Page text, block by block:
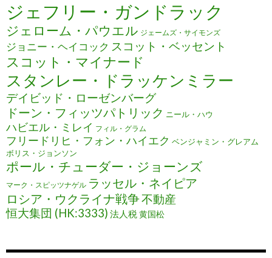
ジェフリー・ガンドラック
ジェローム・パウエル ジェームズ・サイモンズ
ジョニー・ヘイコック スコット・ベッセント
スコット・マイナード
スタンレー・ドラッケンミラー
デイビッド・ローゼンバーグ
ドーン・フィッツパトリック ニール・ハウ
ハビエル・ミレイ フィル・グラム
フリードリヒ・フォン・ハイエク ベンジャミン・グレアム
ボリス・ジョンソン
ポール・チューダー・ジョーンズ
マーク・スピッツナゲル ラッセル・ネイピア
ロシア・ウクライナ戦争不動産
恒大集団 (HK:3333) 法人税黄国松